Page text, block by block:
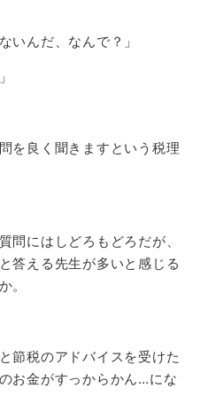
いんだ、なんで？」
を良く聞きますという税理
問にはしどろもどろだが、
答える先生が多いと感じる
。
節税のアドバイスを受けた
お金がすっからかん…にな